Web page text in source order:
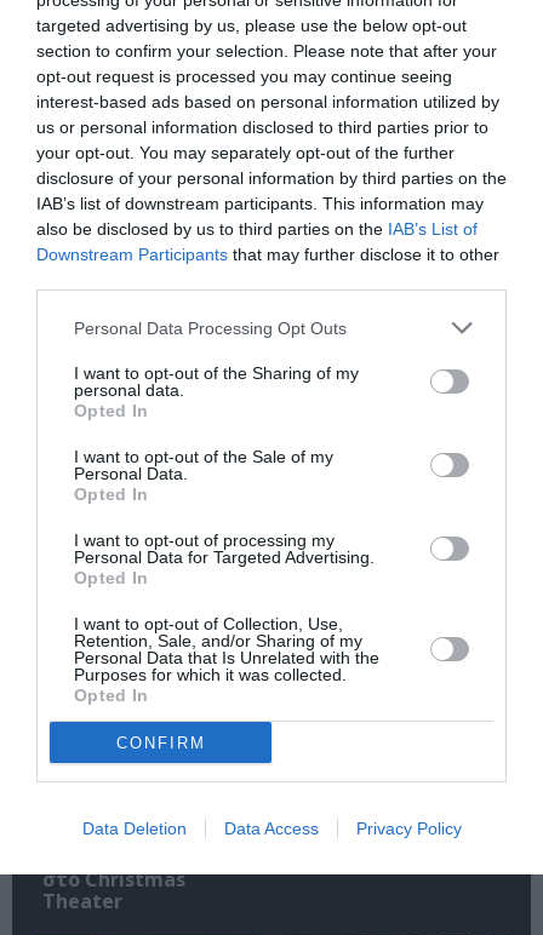
targeted advertising by us, please use the below opt-out
section to confirm your selection. Please note that after your
opt-out request is processed you may continue seeing
interest-based ads based on personal information utilized by
us or personal information disclosed to third parties prior to
your opt-out. You may separately opt-out of the further
disclosure of your personal information by third parties on the
IAB’s list of downstream participants. This information may
also be disclosed by us to third parties on the IAB’s List of
Downstream Participants that may further disclose it to other
Personal Data Processing Opt Outs
I want to opt-out of the Sharing of my
personal data.
Opted In
I want to opt-out of the Sale of my
Personal Data.
Opted In
I want to opt-out of processing my
Personal Data for Targeted Advertising.
Opted In
I want to opt-out of Collection, Use,
Retention, Sale, and/or Sharing of my
Personal Data that Is Unrelated with the
Purposes for which it was collected.
Opted In
CONFIRM
Data Deletion Data Access Privacy Policy
Νέοι Διαγωνισμοί❯
Tags
EL CONVENTO DEL ARTE
ΒΙΚΤΩΡΙΑ ΤΑΓΚΟΥΛΗ
ΕΝΤΕΧΝΟ - ΛΑΪΚΟ - ΠΑΡΑΔΟΣΙΑΚΗ
ΣΥΝΑΥΛΙΕΣ 2018
Newsletter
Κάθε βδομάδα στο e-mail σας τα τελευταία νέα για
Ακολουθήστε το Culturenow.gr
Σχετικά Άρθρα
Tribute: Μια
στο Christmas
Theater
The Magician’s
Farewell: Οι Uriah